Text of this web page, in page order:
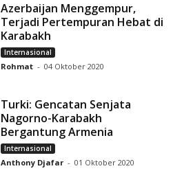
Azerbaijan Menggempur,
Terjadi Pertempuran Hebat di
Karabakh
Internasional
Rohmat - 04 Oktober 2020
Turki: Gencatan Senjata
Nagorno-Karabakh
Bergantung Armenia
Internasional
Anthony Djafar - 01 Oktober 2020